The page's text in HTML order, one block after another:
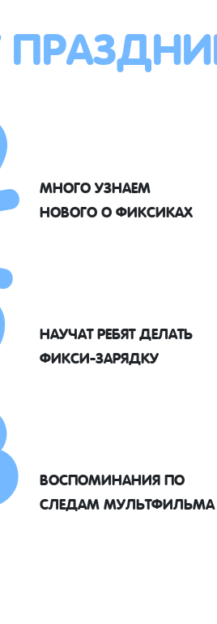
МНОГО УЗНАЕМ
НОВОГО О ФИКСИКАХ
НАУЧАТ РЕБЯТ ДЕЛАТЬ
ФИКСИ-ЗАРЯДКУ
ВОСПОМИНАНИЯ ПО
СЛЕДАМ МУЛЬТФИЛЬМА